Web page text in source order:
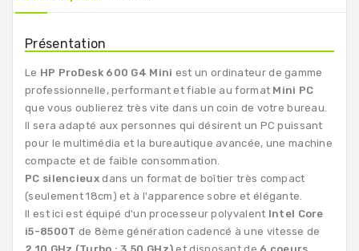
Présentation
Le HP ProDesk 600 G4 Mini est un ordinateur de gamme
professionnelle, performant et fiable au format Mini PC
que vous oublierez très vite dans un coin de votre bureau.
Il sera adapté aux personnes qui désirent un PC puissant
pour le multimédia et la bureautique avancée, une machine
compacte et de faible consommation.
PC silencieuxdans un format de boîtier très compact
(seulement 18cm) et à l'apparence sobre et élégante.
Il est ici est équipé d'un processeur polyvalent Intel Core
i5-8500T de 8ème génération cadencé à une vitesse de